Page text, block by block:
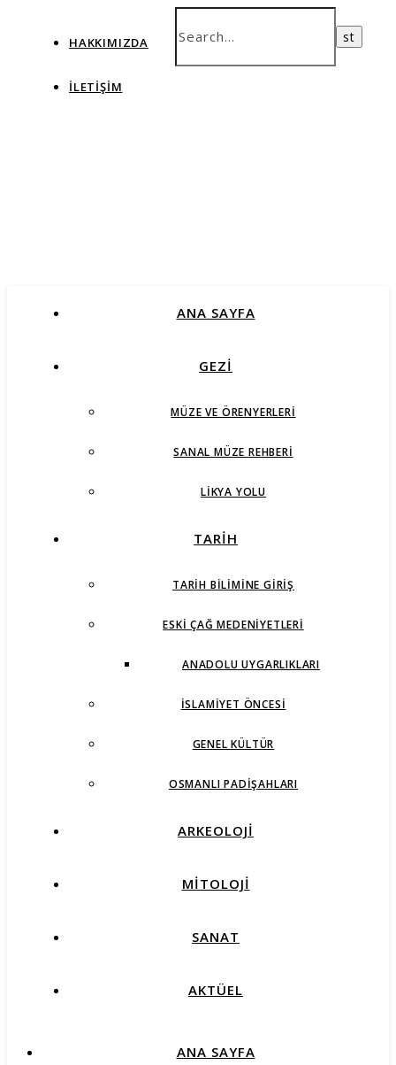
HAKKIMIZDA
İLETIŞIM
ANA SAYFA
GEZİ
MÜZE VE ÖRENYERLERI
SANAL MÜZE REHBERI
LIKYA YOLU
TARİH
TARIH BILIMINE GIRIŞ
ESKI ÇAĞ MEDENIYETLERI
ANADOLU UYGARLIKLARI
İSLAMIYET ÖNCESI
GENEL KÜLTÜR
OSMANLI PADIŞAHLARI
ARKEOLOJİ
MİTOLOJİ
SANAT
AKTÜEL
ANA SAYFA